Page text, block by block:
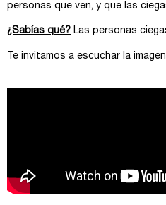
personas que ven, y que las
¿Sabías qué? Las personas
Te invitamos a escuchar la